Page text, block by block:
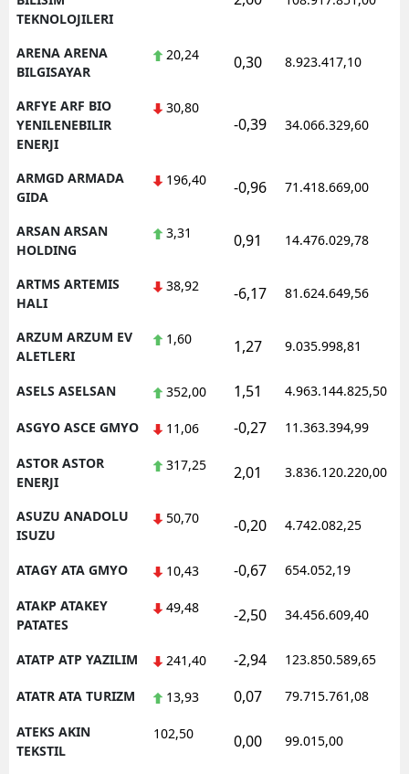
TEKNOLOJILERI
ARENA ARENA
BILGISAYAR
20,24 0,30 8.923.417,10
ARFYE ARF BIO
YENILENEBILIR
ENERJI
30,80
-0,39 34.066.329,60
ARMGD ARMADA
GIDA
196,40 -0,96 71.418.669,00
ARSAN ARSAN
HOLDING
3,31 0,91 14.476.029,78
ARTMS ARTEMIS
HALI
38,92 -6,17 81.624.649,56
ARZUM ARZUM EV
ALETLERI
1,60 1,27 9.035.998,81
ASELS ASELSAN 352,00 1,51 4.963.144.825,50
ASGYO ASCE GMYO 11,06 -0,27 11.363.394,99
ASTOR ASTOR
ENERJI
317,25 2,01 3.836.120.220,00
ASUZU ANADOLU
ISUZU
50,70 -0,20 4.742.082,25
ATAGY ATA GMYO 10,43 -0,67 654.052,19
ATAKP ATAKEY
PATATES
49,48 -2,50 34.456.609,40
ATATP ATP YAZILIM 241,40 -2,94 123.850.589,65
ATATR ATA TURIZM 13,93 0,07 79.715.761,08
ATEKS AKIN
TEKSTIL
102,50 0,00 99.015,00